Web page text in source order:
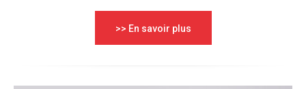
>> En savoir plus